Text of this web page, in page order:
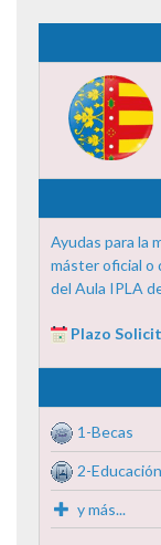
Ayudas para la
máster oficial o
del Aula IPLA
Plazo
1-Becas
2-
y más...